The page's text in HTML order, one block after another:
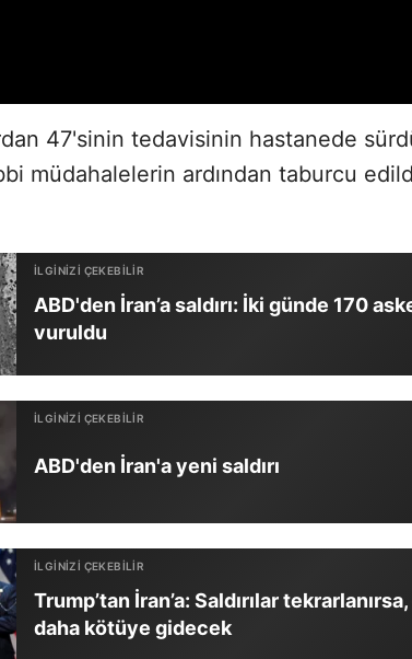
47'sinin tedavisinin hastanede
müdahalelerin ardından taburcu
ABD'den İran’a saldırı: İki günde 170
vuruldu
ABD'den İran'a yeni saldırı
Trump’tan İran’a: Saldırılar
daha kötüye gidecek